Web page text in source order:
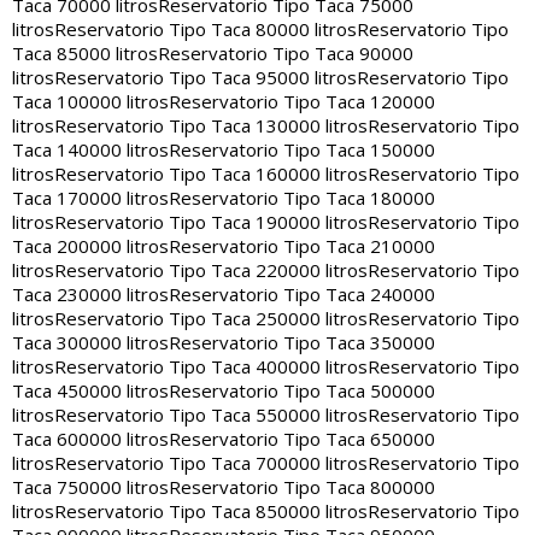
Taca 70000 litros Reservatorio Tipo Taca 75000
litrosReservatorio Tipo Taca 80000 litrosReservatorio Tipo
Taca 85000 litrosReservatorio Tipo Taca 90000
litrosReservatorio Tipo Taca 95000 litrosReservatorio Tipo
Taca 100000 litrosReservatorio Tipo Taca 120000
litrosReservatorio Tipo Taca 130000 litrosReservatorio Tipo
Taca 140000 litrosReservatorio Tipo Taca 150000
litrosReservatorio Tipo Taca 160000 litrosReservatorio Tipo
Taca 170000 litrosReservatorio Tipo Taca 180000
litrosReservatorio Tipo Taca 190000 litrosReservatorio Tipo
Taca 200000 litrosReservatorio Tipo Taca 210000
litrosReservatorio Tipo Taca 220000 litrosReservatorio Tipo
Taca 230000 litrosReservatorio Tipo Taca 240000
litrosReservatorio Tipo Taca 250000 litrosReservatorio Tipo
Taca 300000 litrosReservatorio Tipo Taca 350000
litrosReservatorio Tipo Taca 400000 litrosReservatorio Tipo
Taca 450000 litrosReservatorio Tipo Taca 500000
litrosReservatorio Tipo Taca 550000 litrosReservatorio Tipo
Taca 600000 litrosReservatorio Tipo Taca 650000
litrosReservatorio Tipo Taca 700000 litrosReservatorio Tipo
Taca 750000 litrosReservatorio Tipo Taca 800000
litrosReservatorio Tipo Taca 850000 litrosReservatorio Tipo